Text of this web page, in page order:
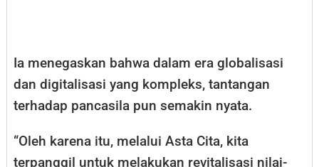
Ia menegaskan bahwa dalam era globalisasi
dan digitalisasi yang kompleks, tantangan
terhadap pancasila pun semakin nyata.
“Oleh karena itu, melalui Asta Cita, kita
terpanggil untuk melakukan revitalisasi nilai-